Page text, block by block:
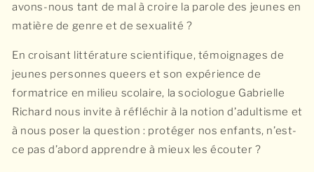
avons-nous tant de mal à croire la parole des jeunes en
matière de genre et de sexualité ?
En croisant littérature scientifique, témoignages de
jeunes personnes queers et son expérience de
formatrice en milieu scolaire, la sociologue Gabrielle
Richard nous invite à réfléchir à la notion d’adultisme et
à nous poser la question : protéger nos enfants, n’est-
ce pas d’abord apprendre à mieux les écouter ?